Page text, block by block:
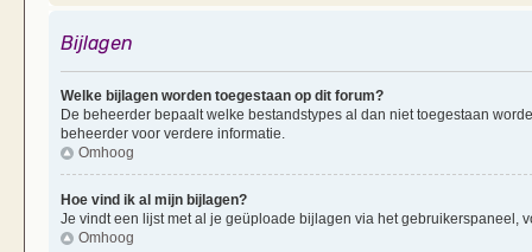
Bijlagen
Welke bijlagen worden toegestaan op dit forum?
De beheerder bepaalt welke bestandstypes al dan niet toegestaan
beheerder voor verdere informatie.
Omhoog
Hoe vind ik al mijn bijlagen?
Je vindt een lijst met al je geüploade bijlagen via het gebruikerspaneel,
Omhoog